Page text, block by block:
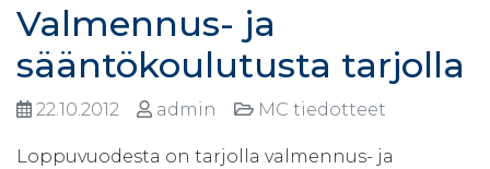
Valmennus- ja
sääntökoulutusta tarjolla
22.10.2012 admin MC tiedotteet
Loppuvuodesta on tarjolla valmennus- ja